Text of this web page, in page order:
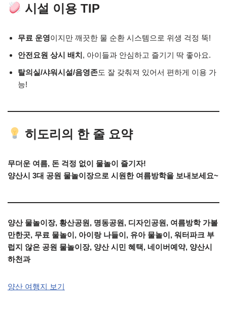
시설 이용 TIP
무료 운영이지만 깨끗한 물 순환 시스템으로 위생 걱정 뚝!
안전요원 상시 배치, 아이들과 안심하고 즐기기 딱 좋아요.
탈의실/샤워시설/음영존도 잘 갖춰져 있어서 편하게 이용 가
능!
히도리의 한 줄 요약
무더운 여름, 돈 걱정 없이 물놀이 즐기자!
양산시 3대 공원 물놀이장으로 시원한 여름방학을 보내보세요~
양산 물놀이장, 황산공원, 명동공원, 디자인공원, 여름방학 가볼
만한곳, 무료 물놀이, 아이랑 나들이, 유아 물놀이, 워터파크 부
럽지 않은 공원 물놀이장, 양산 시민 혜택, 네이버예약, 양산시
하천과
양산 여행지 보기